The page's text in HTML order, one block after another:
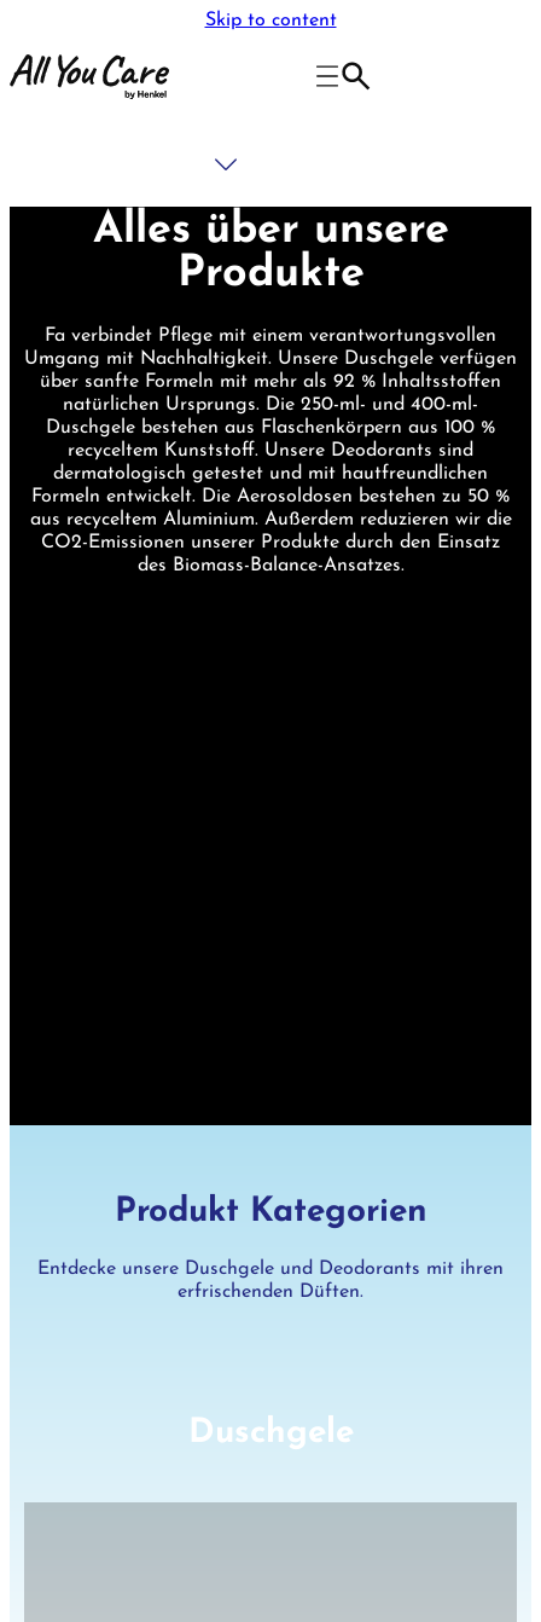
Skip to content
Alles über unsere
Produkte
Fa verbindet Pflege mit einem verantwortungsvollen
Umgang mit Nachhaltigkeit. Unsere Duschgele verfügen
über sanfte Formeln mit mehr als 92 % Inhaltsstoffen
natürlichen Ursprungs. Die 250-ml- und 400-ml-
Duschgele bestehen aus Flaschenkörpern aus 100 %
recyceltem Kunststoff. Unsere Deodorants sind
dermatologisch getestet und mit hautfreundlichen
Formeln entwickelt. Die Aerosoldosen bestehen zu 50 %
aus recyceltem Aluminium. Außerdem reduzieren wir die
CO2-Emissionen unserer Produkte durch den Einsatz
des Biomass-Balance-Ansatzes.
Produkt Kategorien
Entdecke unsere Duschgele und Deodorants mit ihren
erfrischenden Düften.
Duschgele